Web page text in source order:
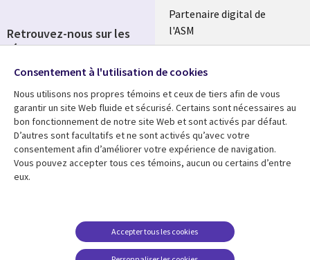
Partenaire digital de
l'ASM
Fusions
Ressources
Library
Links
Articles
Blog
Support
Legal
Accessibilité
conditions juridiques
FAQ Carrières
Retrouvez-nous sur les
réseaux
Social
Media
FRANCE
Consentement à l'utilisation de cookies
Nous utilisons nos propres témoins et ceux de tiers afin de vous
garantir un site Web fluide et sécurisé. Certains sont nécessaires au
bon fonctionnement de notre site Web et sont activés par défaut.
D’autres sont facultatifs et ne sont activés qu’avec votre
consentement afin d’améliorer votre expérience de navigation.
Vous pouvez accepter tous ces témoins, aucun ou certains d’entre
eux.
Accepter tous les cookies